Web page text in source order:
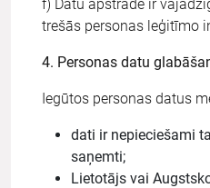
f) Datu apstrāde ir
trešās personas leģitīmo
4. Personas datu
Iegūtos personas datus
dati ir nepieciešami
saņemti;
Lietotājs vai